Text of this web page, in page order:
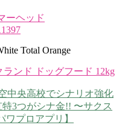
ーヘッド
Total Orange
ランド ドッグフード 12kg
中央高校でシナリオ強化
3つがシナ金!! 〜サクス
プロアプリ】